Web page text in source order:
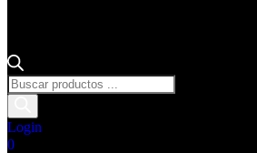
Búsqueda
de
productos
Login
Carro
0